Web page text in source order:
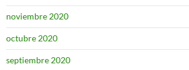
noviembre 2020
octubre 2020
septiembre 2020